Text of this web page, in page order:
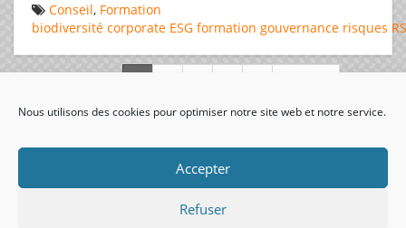
Nous utilisons des cookies pour optimiser notre site web et notre service.
Accepter
Refuser
Conseil, Formation
biodiversité corporate ESG formation gouvernance risques
visiteurs uniques: